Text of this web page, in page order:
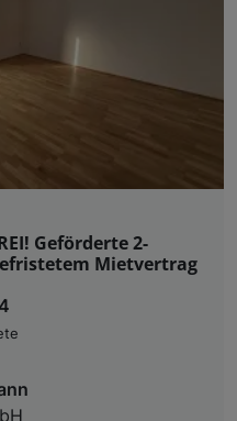
Geförderte 2-
Mietvertrag